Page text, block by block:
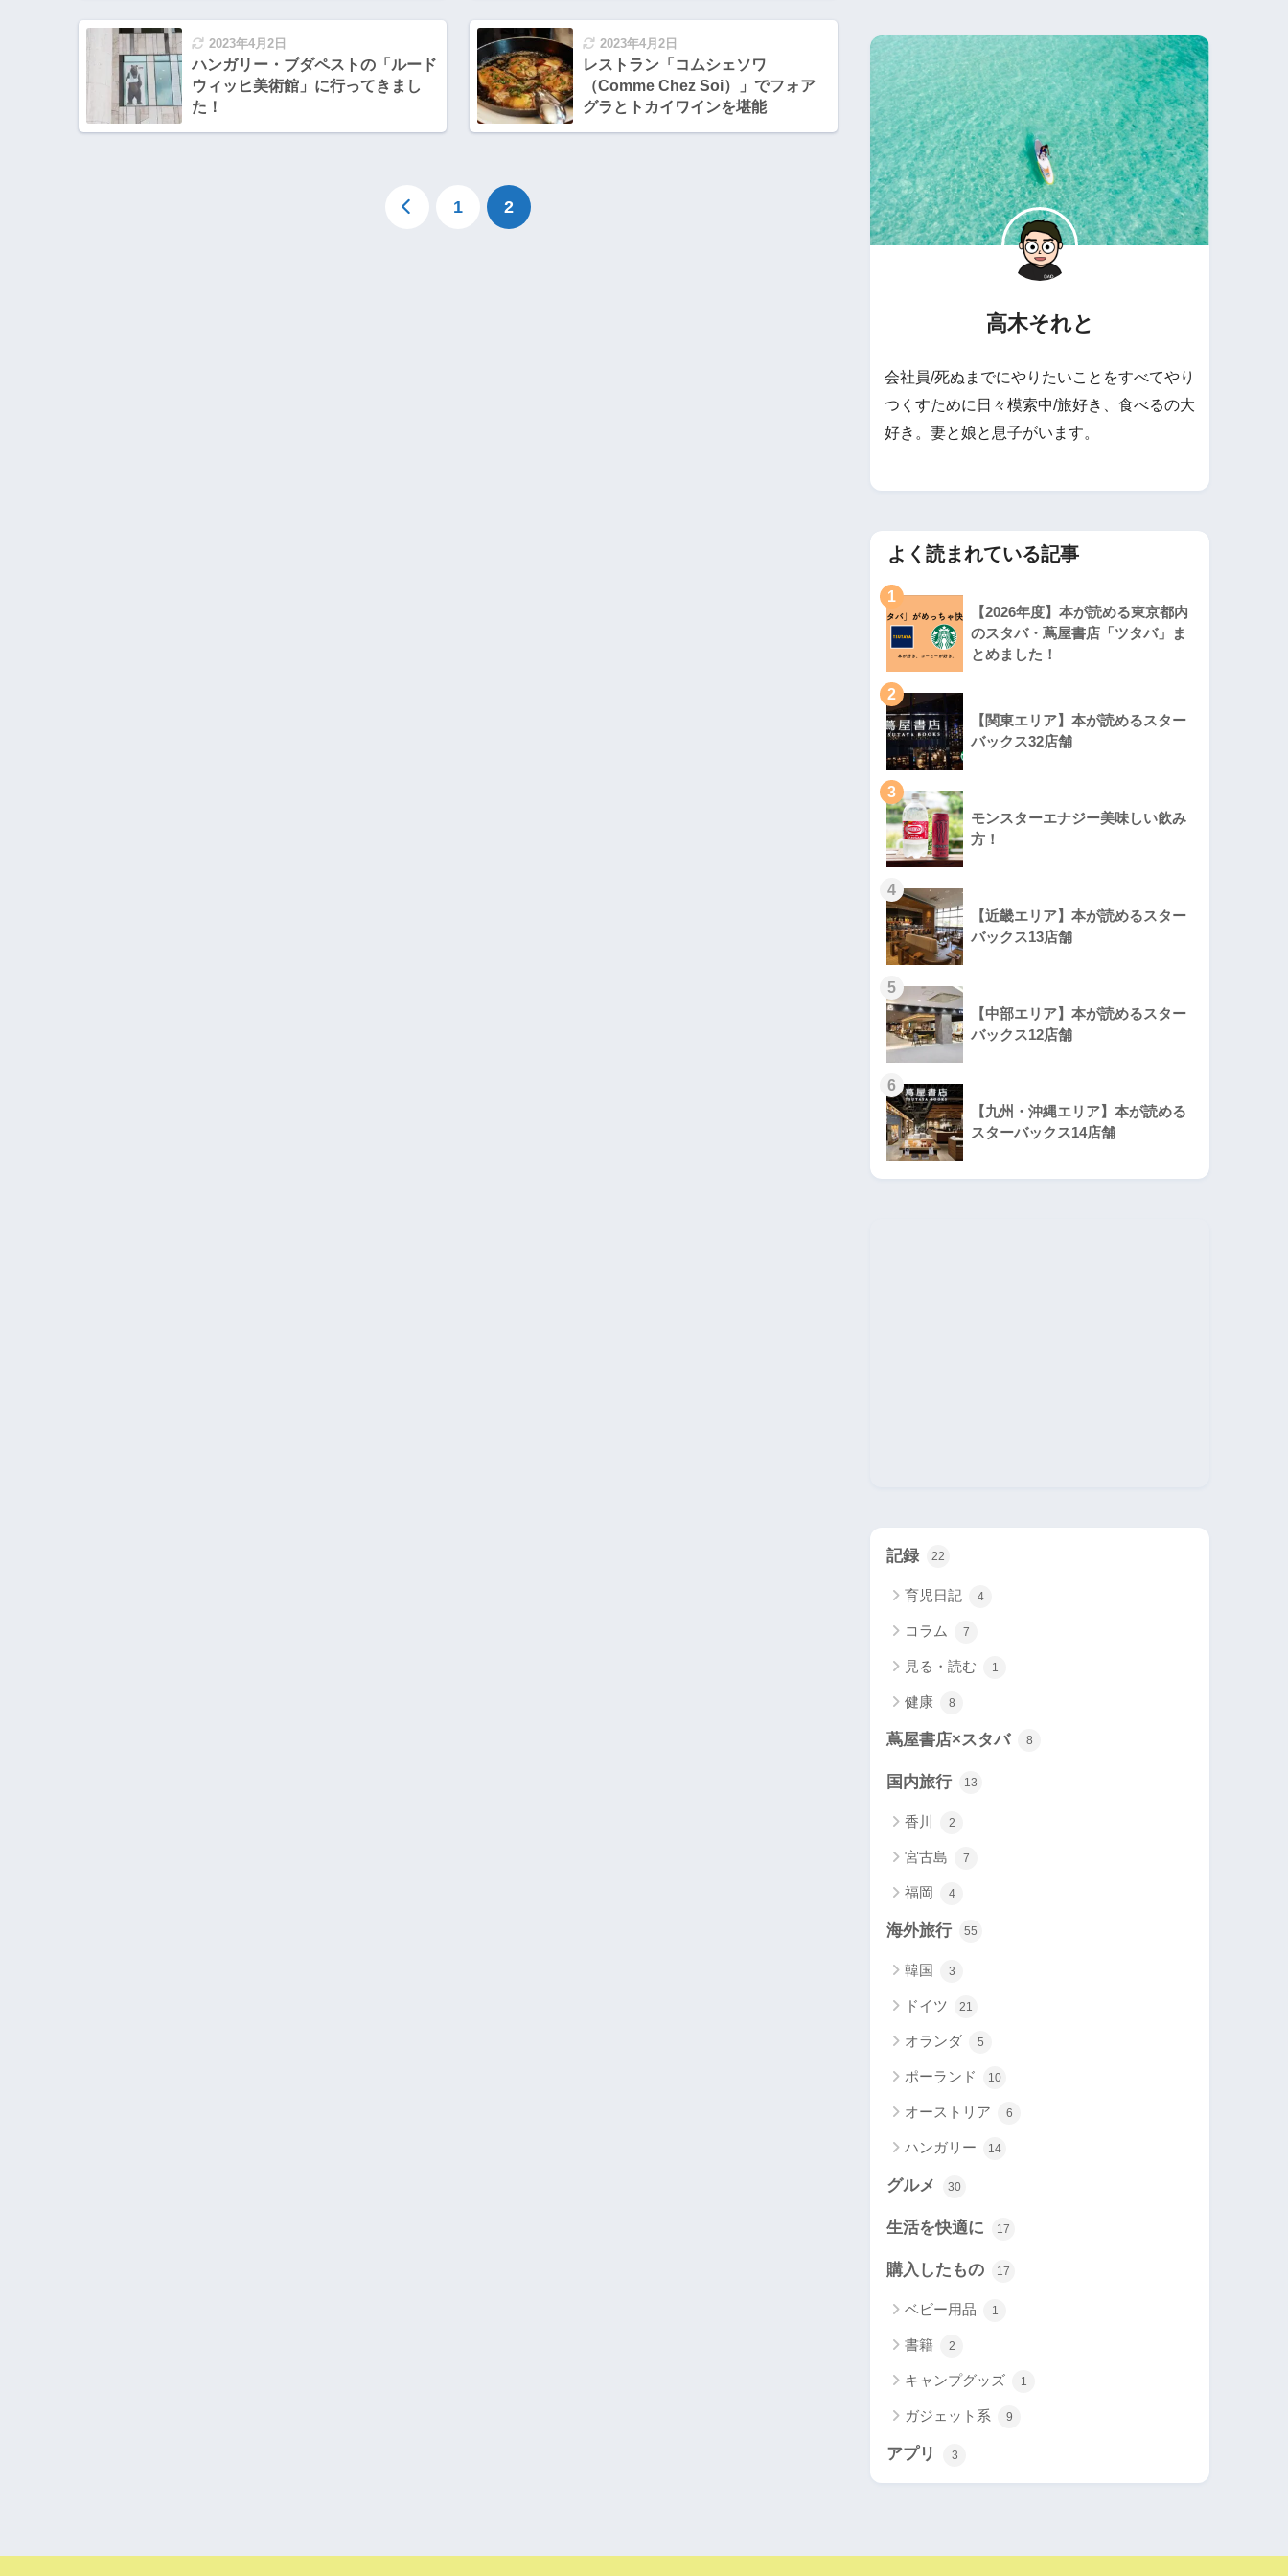
2023年4月2日
ハンガリー・ブダペストの「ルード
ウィッヒ美術館」に行ってきまし
た！
2023年4月2日
レストラン「コムシェソワ
（Comme Chez Soi）」でフォア
グラとトカイワインを堪能
1 2
高木それと
会社員/死ぬまでにやりたいことをすべてやり
つくすために日々模索中/旅好き、食べるの大
好き。妻と娘と息子がいます。
よく読まれている記事
1
【2026年度】本が読める東京都内
のスタバ・蔦屋書店「ツタバ」ま
とめました！
2
【関東エリア】本が読めるスター
バックス32店舗
3
モンスターエナジー美味しい飲み
方！
4
【近畿エリア】本が読めるスター
バックス13店舗
5
【中部エリア】本が読めるスター
バックス12店舗
6
【九州・沖縄エリア】本が読める
スターバックス14店舗
記録 22
育児日記 4
コラム 7
見る・読む 1
健康 8
蔦屋書店×スタバ 8
国内旅行 13
香川 2
宮古島 7
福岡 4
海外旅行 55
韓国 3
ドイツ 21
オランダ 5
ポーランド 10
オーストリア 6
ハンガリー 14
グルメ 30
生活を快適に 17
購入したもの 17
ベビー用品 1
書籍 2
キャンプグッズ 1
ガジェット系 9
アプリ 3